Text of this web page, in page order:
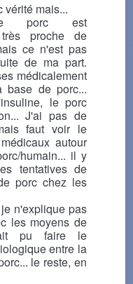
vérité mais...
porc est
très proche de
ce n'est pas
de ma part.
médicalement
base de porc...
le porc
J'ai pas de
faut voir le
autour
humain... il y
tentatives de
porc chez les
n'explique pas
les moyens de
pu faire le
entre la
le reste, en